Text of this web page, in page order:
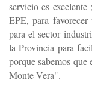
servicio es
EPE, para
para el sector
la Provincia para
porque sabemos que
Monte Vera".